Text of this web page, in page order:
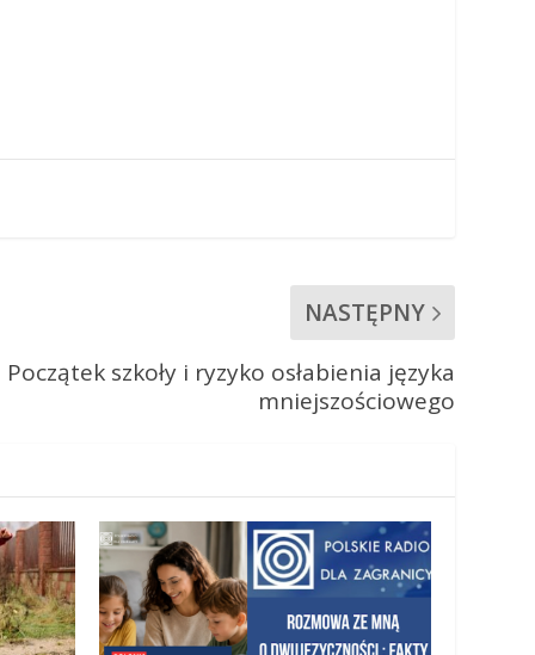
NASTĘPNY
Początek szkoły i ryzyko osłabienia języka
mniejszościowego